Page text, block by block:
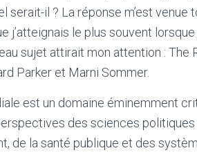
serait-il ? La réponse m’est
j’atteignais le plus souvent
sujet attirait mon attention :
Parker et Marni Sommer.
est un domaine éminemment
des sciences politiques
de la santé publique et des